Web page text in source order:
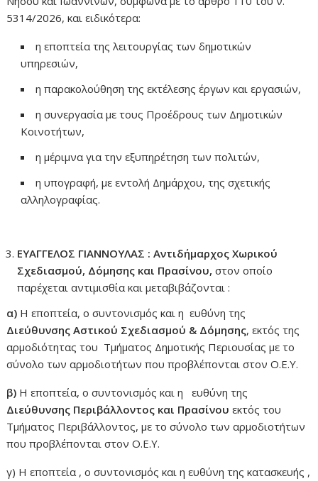
5314/2026, και ειδικότερα:
η εποπτεία της λειτουργίας των δημοτικών
υπηρεσιών,
η παρακολούθηση της εκτέλεσης έργων και εργασιών,
η συνεργασία με τους Προέδρους των Δημοτικών
Κοινοτήτων,
η μέριμνα για την εξυπηρέτηση των πολιτών,
η υπογραφή, με εντολή Δημάρχου, της σχετικής
αλληλογραφίας.
ΕΥΑΓΓΕΛΟΣ ΓΙΑΝΝΟΥΛΑΣ : Αντιδήμαρχος Χωρικού
Σχεδιασμού, Δόμησης και Πρασίνου,στον οποίο
παρέχεται αντιμισθία και μεταβιβάζονται :
α) Η εποπτεία, ο συντονισμός και η ευθύνη της
Διεύθυνσης Αστικού Σχεδιασμού & Δόμησης, εκτός της
αρμοδιότητας του Τμήματος Δημοτικής Περιουσίας με το
σύνολο των αρμοδιοτήτων που προβλέπονται στον Ο.Ε.Υ.
β) Η εποπτεία, ο συντονισμός και η ευθύνη της
Διεύθυνσης Περιβάλλοντος και Πρασίνου εκτός του
Τμήματος Περιβάλλοντος, με το σύνολο των αρμοδιοτήτων
που προβλέπονται στον Ο.Ε.Υ.
γ) Η εποπτεία , ο συντονισμός και η ευθύνη της κατασκευής ,